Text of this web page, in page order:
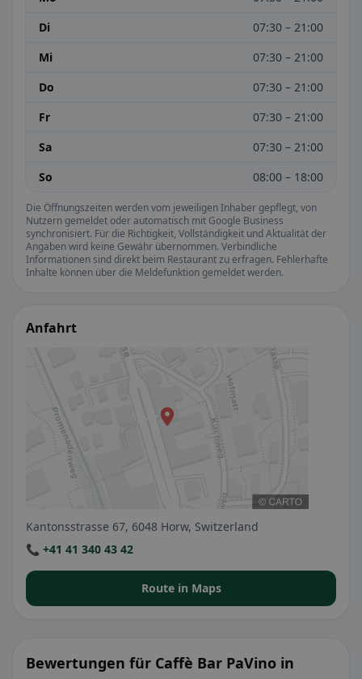
Di
07:30 – 21:00
Mi
07:30 – 21:00
Do
07:30 – 21:00
Fr
07:30 – 21:00
Sa
07:30 – 21:00
So
08:00 – 18:00
Die Öffnungszeiten werden vom jeweiligen Inhaber gepflegt, von
Nutzern gemeldet oder automatisch mit Google Business
synchronisiert. Für die Richtigkeit, Vollständigkeit und Aktualität der
Angaben wird keine Gewähr übernommen. Verbindliche
Informationen sind direkt beim Restaurant zu erfragen. Fehlerhafte
Inhalte können über die Meldefunktion gemeldet werden.
Anfahrt
Kantonsstrasse 67, 6048 Horw, Switzerland
📞 +41 41 340 43 42
Route in Maps
Bewertungen für Caffè Bar PaVino in